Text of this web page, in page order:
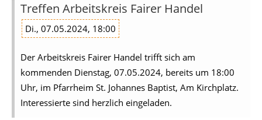
Treffen Arbeitskreis Fairer Handel
Di., 07.05.2024, 18:00
Der Arbeitskreis Fairer Handel trifft sich am
kommenden Dienstag, 07.05.2024, bereits um 18:00
Uhr, im Pfarrheim St. Johannes Baptist, Am Kirchplatz.
Interessierte sind herzlich eingeladen.